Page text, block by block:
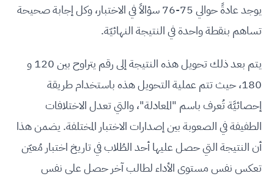
يوجد عادةً حوالي 75-76 سؤالاً في الاختبار، وكل إجابة صحيحة
تساهم بنقطة واحدة في النتيجة النهائيّة.
يتم بعد ذلك تحويل هذه النتيجة إلى رقم يتراوح بين 120 و
180، حيث تتم عملية التحويل هذه باستخدام طريقة
إحصائيَّة تُعرف باسم "المعادلة"، والتي تعدل الاختلافات
الطفيفة في الصعوبة بين إصدارات الاختبار المختلفة. يضمن هذا
أن النتيجة التي حصل عليها أحد الطُلاب في تاريخ اختبار مُعيّن
تعكس نفس مستوى الأداء لطالب آخر حصل على نفس